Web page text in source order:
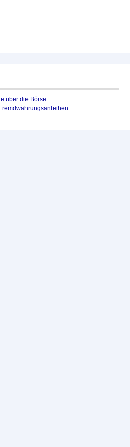
über die Börse